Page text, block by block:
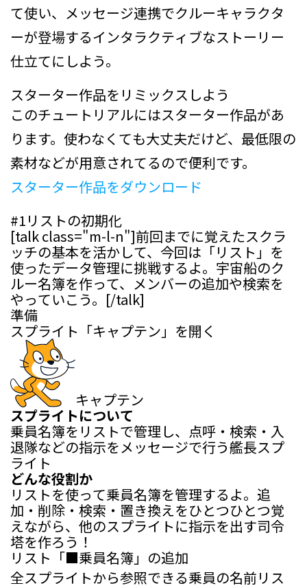
て使い、メッセージ連携でクルーキャラクタ
ーが登場するインタラクティブなストーリー
仕立てにしよう。
スターター作品をリミックスしよう
このチュートリアルにはスターター作品があ
ります。使わなくても大丈夫だけど、最低限の
素材などが用意されてるので便利です。
スターター作品をダウンロード
#1リストの初期化
[talk class="m-l-n"]前回までに覚えたスクラ
ッチの基本を活かして、今回は「リスト」を
使ったデータ管理に挑戦するよ。宇宙船のク
ルー名簿を作って、メンバーの追加や検索を
やっていこう。[/talk]
準備
スプライト「キャプテン」を開く
キャプテン
スプライトについて
乗員名簿をリストで管理し、点呼・検索・入
退隊などの指示をメッセージで行う艦長スプ
ライト
どんな役割か
リストを使って乗員名簿を管理するよ。追
加・削除・検索・置き換えをひとつひとつ覚
えながら、他のスプライトに指示を出す司令
塔を作ろう！
リスト「■乗員名簿」の追加
全スプライトから参照できる乗員の名前リス